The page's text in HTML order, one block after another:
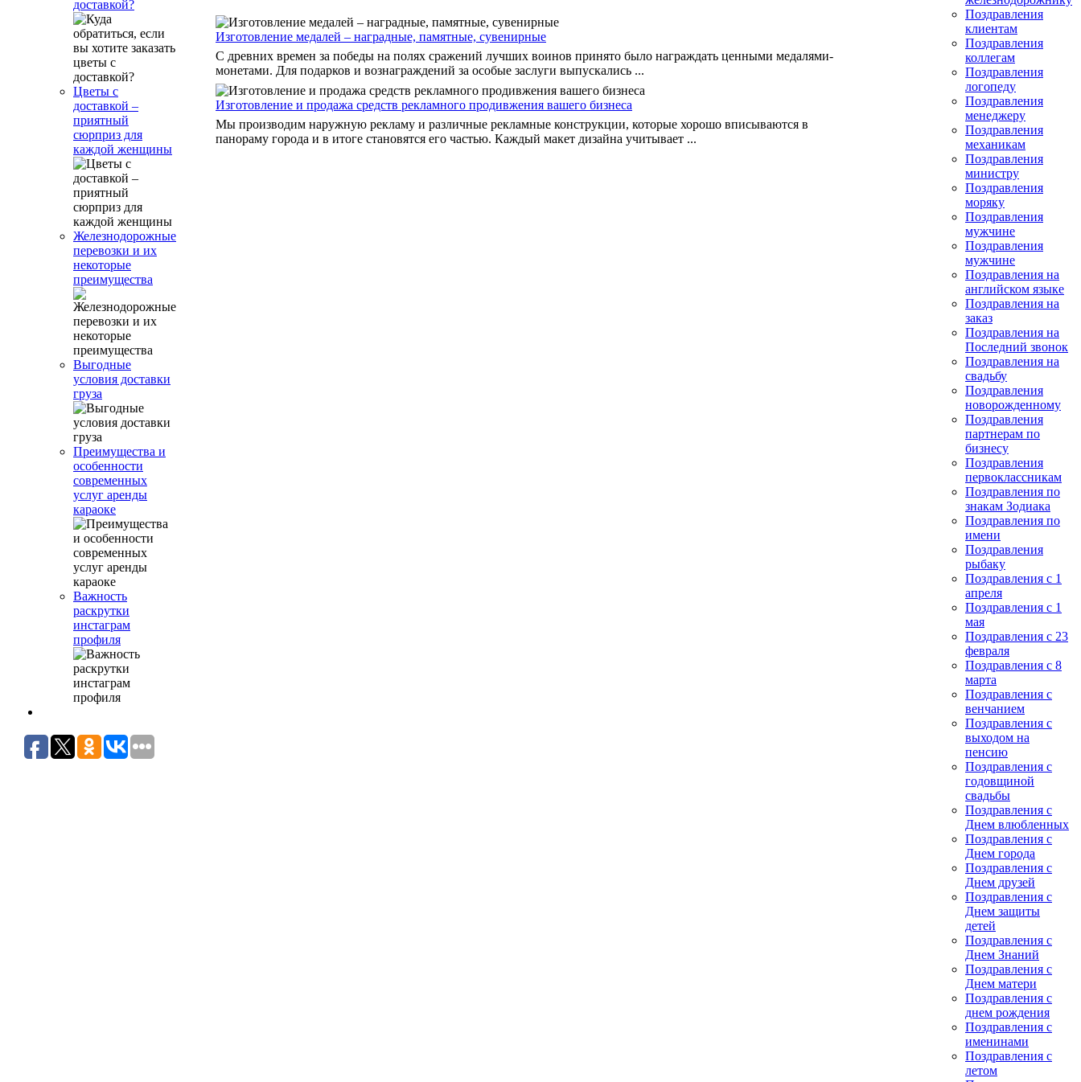
доставкой?
Цветы с
доставкой –
приятный
сюрприз для
каждой женщины
Железнодорожные
перевозки и их
некоторые
преимущества
Выгодные
условия доставки
груза
Преимущества и
особенности
современных
услуг аренды
караоке
Важность
раскрутки
инстаграм
профиля
Изготовление медалей – наградные, памятные, сувенирные
С древних времен за победы на полях сражений лучших воинов принято было награждать ценными медалями-
монетами. Для подарков и вознаграждений за особые заслуги выпускались ...
Изготовление и продажа средств рекламного продивжения вашего бизнеса
Мы производим наружную рекламу и различные рекламные конструкции, которые хорошо вписываются в
панораму города и в итоге становятся его частью. Каждый макет дизайна учитывает ...
Поздравления
клиентам
Поздравления
коллегам
Поздравления
логопеду
Поздравления
менеджеру
Поздравления
механикам
Поздравления
министру
Поздравления
моряку
Поздравления
мужчине
Поздравления
мужчине
Поздравления на
английском языке
Поздравления на
заказ
Поздравления на
Последний звонок
Поздравления на
свадьбу
Поздравления
новорожденному
Поздравления
партнерам по
бизнесу
Поздравления
первоклассникам
Поздравления по
знакам Зодиака
Поздравления по
имени
Поздравления
рыбаку
Поздравления с 1
апреля
Поздравления с 1
мая
Поздравления с 23
февраля
Поздравления с 8
марта
Поздравления с
венчанием
Поздравления с
выходом на
пенсию
Поздравления с
годовщиной
свадьбы
Поздравления с
Днем влюбленных
Поздравления с
Днем города
Поздравления с
Днем друзей
Поздравления с
Днем защиты
детей
Поздравления с
Днем Знаний
Поздравления с
Днем матери
Поздравления с
днем рождения
Поздравления с
именинами
Поздравления с
летом